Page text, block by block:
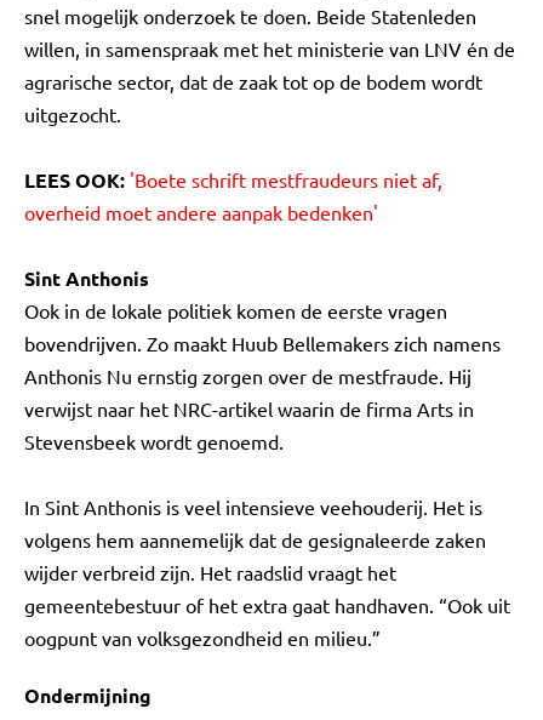
snel mogelijk onderzoek te doen. Beide Statenleden
willen, in samenspraak met het ministerie van LNV én de
agrarische sector, dat de zaak tot op de bodem wordt
uitgezocht.
LEES OOK: 'Boete schrift mestfraudeurs niet af,
overheid moet andere aanpak bedenken'
Sint Anthonis
Ook in de lokale politiek komen de eerste vragen
bovendrijven. Zo maakt Huub Bellemakers zich namens
Anthonis Nu ernstig zorgen over de mestfraude. Hij
verwijst naar het NRC-artikel waarin de firma Arts in
Stevensbeek wordt genoemd.
In Sint Anthonis is veel intensieve veehouderij. Het is
volgens hem aannemelijk dat de gesignaleerde zaken
wijder verbreid zijn. Het raadslid vraagt het
gemeentebestuur of het extra gaat handhaven. “Ook uit
oogpunt van volksgezondheid en milieu.”
Ondermijning